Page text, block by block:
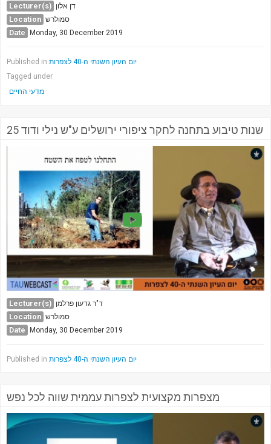
Lecturer(s) דן אלון
Location סמולרש
Date Monday, 30 December 2019
Published in
יום העיון השנתי ה-40 לצפרות
Tagged under
מדעי החיים
25 שנות טיבוע בתחנה לחקר ציפורי ירושלים ע"ש נילי ודוד
Lecturer(s) ד"ר גדעון פרלמן
Location סמולרש
Date Monday, 30 December 2019
Published in יום העיון השנתי ה-40 לצפרות
מצפרות מקצועית לצפרות עממית שווה לכל נפש